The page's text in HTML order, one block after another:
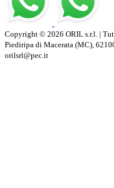
Copyright © 2026 ORIL s.r.l. |
Piediripa di Macerata (MC),
orilsrl@pec.it